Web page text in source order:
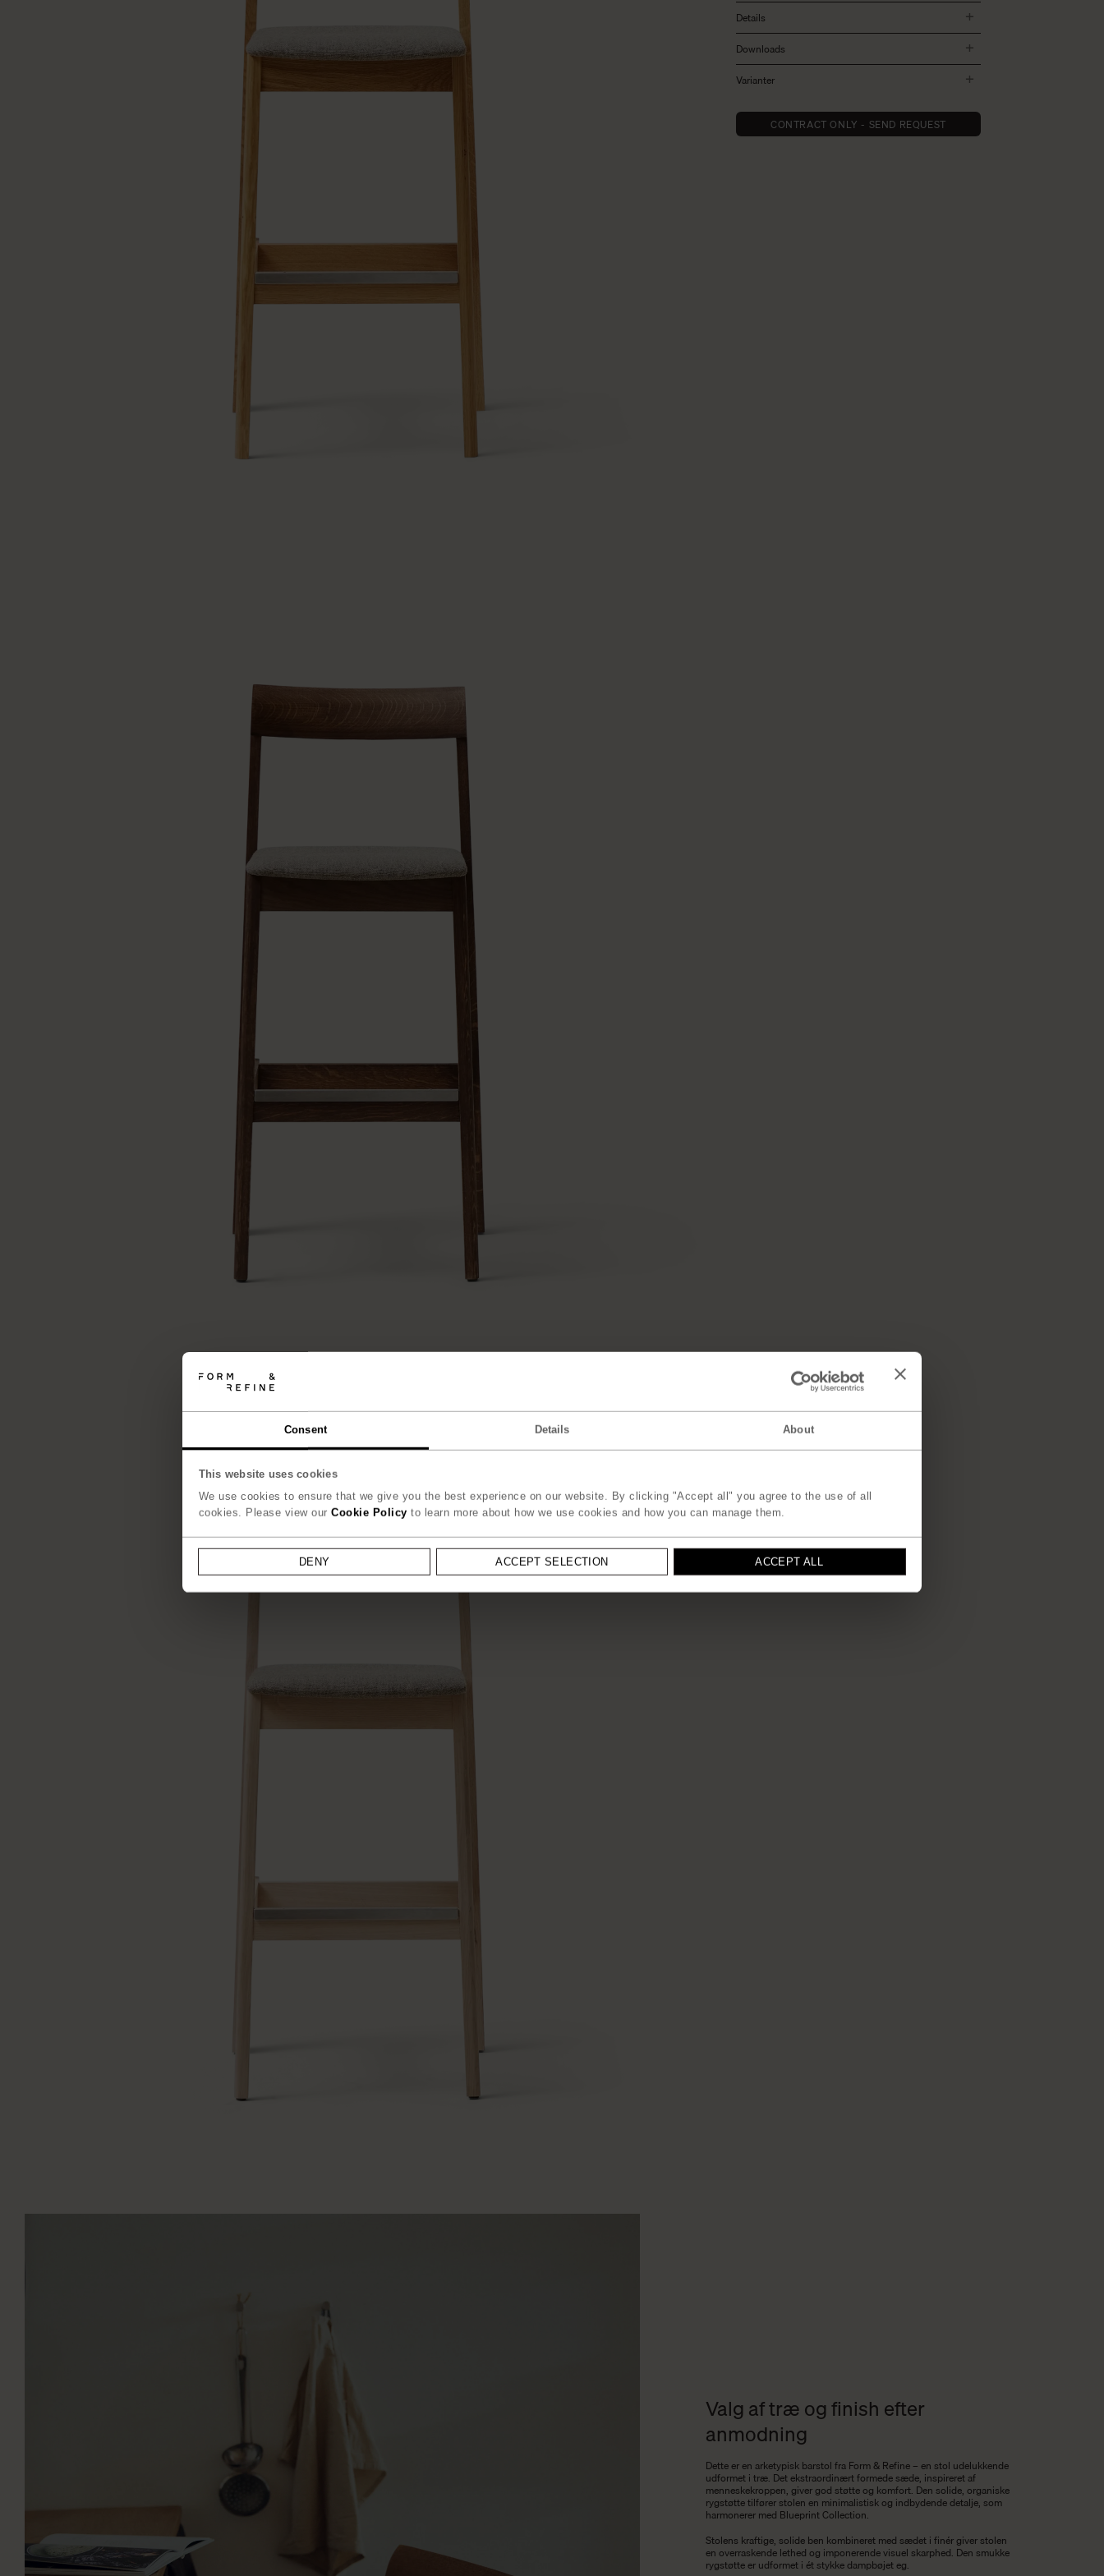
Consent Details About
This website uses cookies
We use cookies to ensure that we give you the best experience on our website. By clicking "Accept all" you agree to the use of all
cookies. Please view our Cookie Policy to learn more about how we use cookies and how you can manage them.
DENY ACCEPT SELECTION ACCEPT ALL
Details
Downloads
Varianter
CONTRACT ONLY - SEND REQUEST
Valg af træ og finish efter
anmodning
Dette er en arketypisk barstol fra Form & Refine – en stol udelukkende
udformet i træ. Det ekstraordinært formede sæde, inspireret af
menneskekroppen, giver god støtte og komfort. Den solide, organiske
rygstøtte tilfører stolen en minimalistisk og indbydende detalje, som
harmonerer med Blueprint Collection.
Stolens kraftige, solide ben kombineret med sædet i finér giver stolen
en overraskende lethed og imponerende visuel skarphed. Den smukke
rygstøtte er udformet i ét stykke dampbøjet eg.